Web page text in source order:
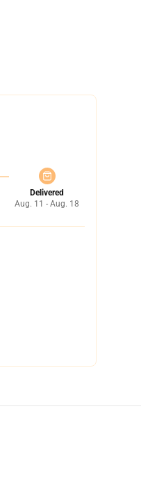
Delivered
Aug. 11 - Aug. 18